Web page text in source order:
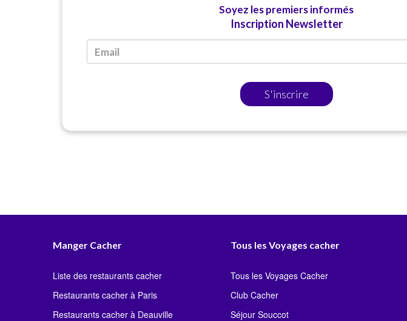
Soyez les premiers informés
Inscription Newsletter
S'inscrire
Manger Cacher
Liste des restaurants cacher
Restaurants cacher à Paris
Restaurants cacher à Deauville
Tous les Voyages cacher
Tous les Voyages Cacher
Club Cacher
Séjour Souccot